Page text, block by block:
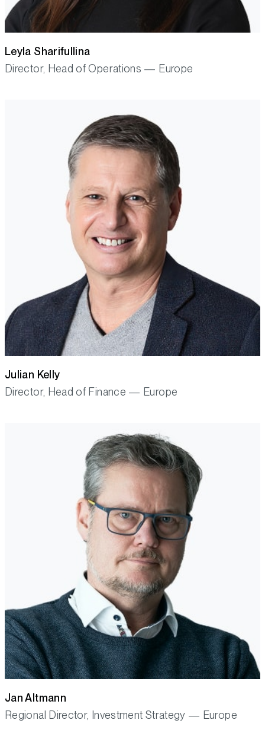
Leyla Sharifullina
Director, Head of Operations — Europe
Julian Kelly
Director, Head of Finance — Europe
Jan Altmann
Regional Director, Investment Strategy — Europe